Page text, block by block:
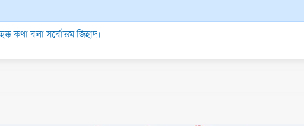
কথা বলা সর্বোত্তম জিহাদ।